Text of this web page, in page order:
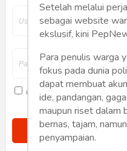
Politik
Hankam
Internasional
Bisnis
Ingat saya
Setelah melalui
sebagai website
ekslusif, kini
Para penulis warga
fokus pada dunia
dapat membuat
ide, pandangan,
maupun riset dalam
bernas, tajam,
penyampaian.